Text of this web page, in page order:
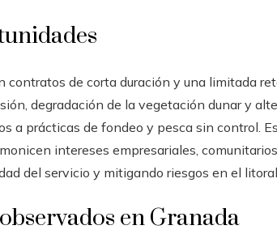
contratos de corta duración y una limitada
degradación de la vegetación dunar y
a prácticas de fondeo y pesca sin control.
intereses empresariales,
del servicio y mitigando riesgos en el
en Granada